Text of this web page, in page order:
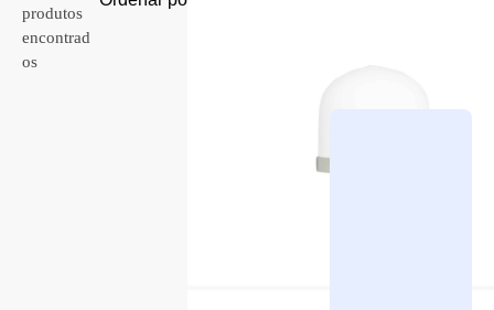
produtos
encontrad
os